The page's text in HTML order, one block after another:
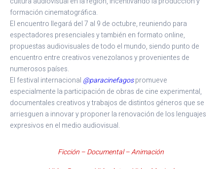
formación cinematográfica.
El encuentro llegará del 7 al 9 de octubre, reuniendo para
espectadores presenciales y también en formato online,
propuestas audiovisuales de todo el mundo, siendo punto de
encuentro entre creativos venezolanos y provenientes de
numerosos países.
El festival internacional @paracinefagospromueve
especialmente la participación de obras de cine experimental,
documentales creativos y trabajos de distintos géneros que se
arriesguen a innovar y proponer la renovación de los lenguajes
expresivos en el medio audiovisual.
Ficción – Documental – Animación